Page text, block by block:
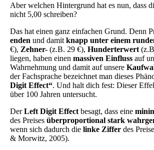
Aber welchen Hintergrund hat es nun, dass
nicht 5,00 schreiben?
Das hat einen ganz einfachen Grund. Denn
enden und damit knapp unter einem
€), Zehner- (z.B. 29 €), Hunderterwert
liegen, haben einen massiven Einfluss auf
Wahrnehmung und damit auf unsere
der Fachsprache bezeichnet man dieses
Digit Effect“. Und halt dich fest: Dieser
über 100 Jahren untersucht.
DerLeft Digit Effect besagt, dass eine
des Preises überproportional stark
wenn sich dadurch die linke Ziffer des
& Morwitz, 2005).